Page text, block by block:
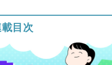
目次